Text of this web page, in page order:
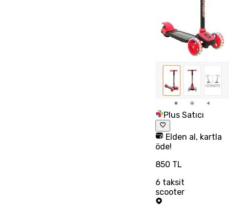
Plus Satıcı
Elden al, kartla
öde!
850 TL
6 taksit
scooter